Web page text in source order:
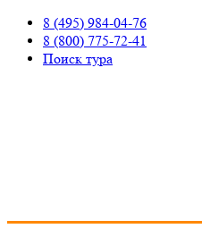
8 (495) 984-04-76
8 (800) 775-72-41
Поиск тура